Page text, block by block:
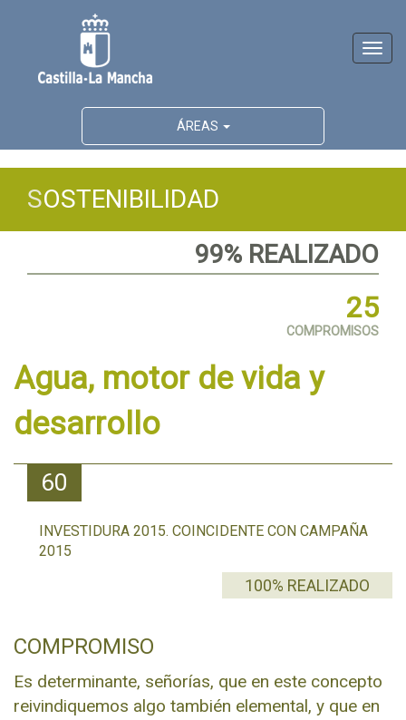
ÁREAS
SOSTENIBILIDAD
99% REALIZADO
25
COMPROMISOS
Agua, motor de vida y
desarrollo
60
INVESTIDURA 2015. COINCIDENTE CON CAMPAÑA
2015
100% REALIZADO
COMPROMISO
Es determinante, señorías, que en este concepto
reivindiquemos algo también elemental, y que en